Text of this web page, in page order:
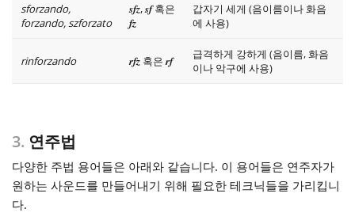
sforzando,
forzando, szforzato
sfz,sf혹은
fz
갑자기 세게 (음이름이나 화음
에 사용)
rinforzando rfz혹은rf
급격하게 강하게 (음이름, 화음
이나 악구에 사용)
3. 연주법
다양한 주법 용어들은 아래와 같습니다. 이 용어들은 연주자가
원하는 사운드를 만들어내기 위해 필요한 테크닉들을 가리킵니
다.